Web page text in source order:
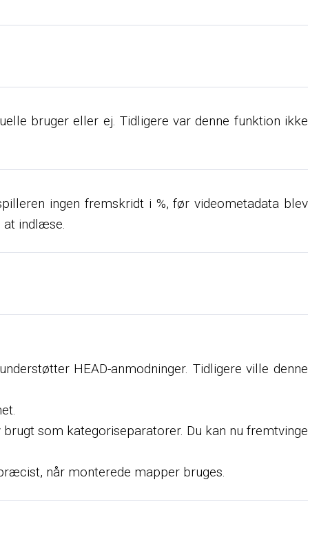
bruger eller ej. Tidligere var denne funktion ikke
ingen fremskridt i %, før videometadata blev
indlæse.
HEAD-anmodninger. Tidligere ville denne
som kategoriseparatorer. Du kan nu fremtvinge
når monterede mapper bruges.